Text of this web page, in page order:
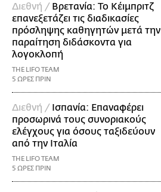
Διεθνή / Βρετανία: Το Κέιμπριτζ
επανεξετάζει τις διαδικασίες
πρόσληψης καθηγητών μετά την
παραίτηση διδάσκοντα για
λογοκλοπή
THE LIFO TEAM
5 ΩΡΕΣ ΠΡΙΝ
Διεθνή / Ισπανία: Επαναφέρει
προσωρινά τους συνοριακούς
ελέγχους για όσους ταξιδεύουν
από την Ιταλία
THE LIFO TEAM
5 ΩΡΕΣ ΠΡΙΝ